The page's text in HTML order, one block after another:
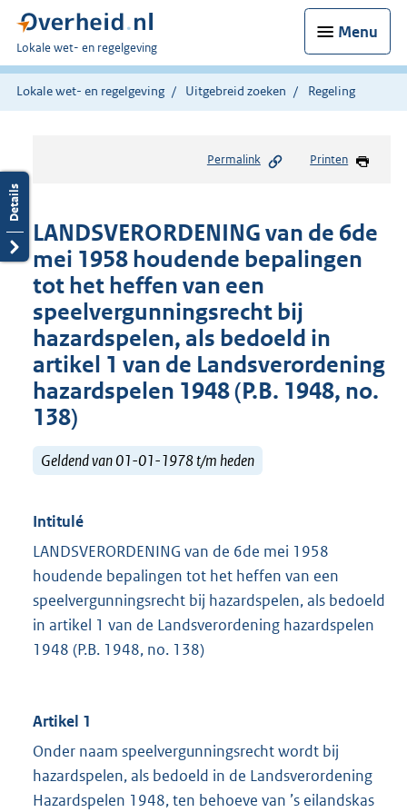
Menu
U
bent
hier:
Lokale wet- en regelgeving
Lokale wet- en regelgeving Uitgebreid zoeken Regeling
Permalink Printen
LANDSVERORDENING van de 6de
mei 1958 houdende bepalingen
tot het heffen van een
speelvergunningsrecht bij
hazardspelen, als bedoeld in
artikel 1 van de Landsverordening
hazardspelen 1948 (P.B. 1948, no.
138)
Geldend van 01-01-1978 t/m heden
Intitulé
LANDSVERORDENING van de 6de mei 1958
houdende bepalingen tot het heffen van een
speelvergunningsrecht bij hazardspelen, als bedoeld
in artikel 1 van de Landsverordening hazardspelen
1948 (P.B. 1948, no. 138)
Artikel 1
Onder naam speelvergunningsrecht wordt bij
hazardspelen, als bedoeld in de Landsverordening
Hazardspelen 1948, ten behoeve van ’s eilandskas